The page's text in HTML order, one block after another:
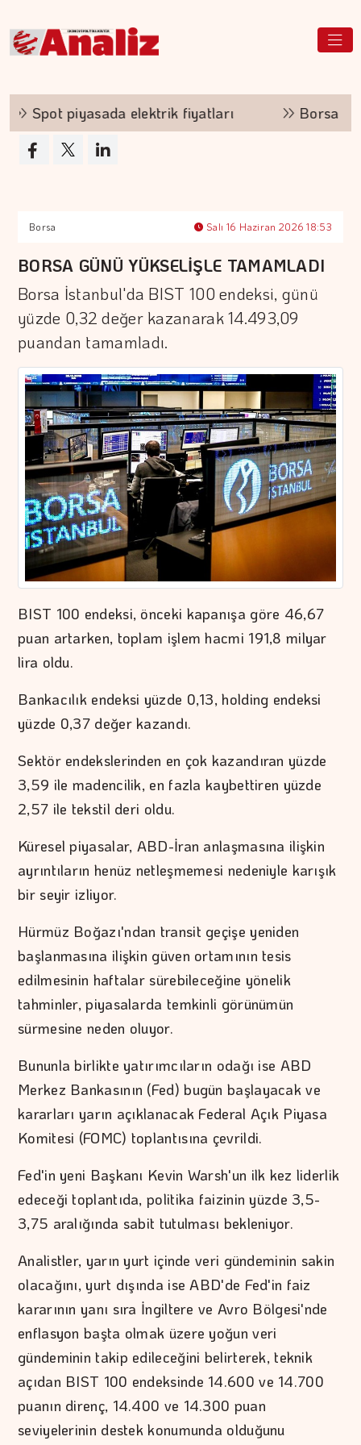
Spot piyasada elektrik fiyatları Borsa
Borsa Salı 16 Haziran 2026 18:53
BORSA GÜNÜ YÜKSELİŞLE TAMAMLADI
Borsa İstanbul'da BIST 100 endeksi, günü
yüzde 0,32 değer kazanarak 14.493,09
puandan tamamladı.
BIST 100 endeksi, önceki kapanışa göre 46,67
puan artarken, toplam işlem hacmi 191,8 milyar
lira oldu.
Bankacılık endeksi yüzde 0,13, holding endeksi
yüzde 0,37 değer kazandı.
Sektör endekslerinden en çok kazandıran yüzde
3,59 ile madencilik, en fazla kaybettiren yüzde
2,57 ile tekstil deri oldu.
Küresel piyasalar, ABD-İran anlaşmasına ilişkin
ayrıntıların henüz netleşmemesi nedeniyle karışık
bir seyir izliyor.
Hürmüz Boğazı'ndan transit geçişe yeniden
başlanmasına ilişkin güven ortamının tesis
edilmesinin haftalar sürebileceğine yönelik
tahminler, piyasalarda temkinli görünümün
sürmesine neden oluyor.
Bununla birlikte yatırımcıların odağı ise ABD
Merkez Bankasının (Fed) bugün başlayacak ve
kararları yarın açıklanacak Federal Açık Piyasa
Komitesi (FOMC) toplantısına çevrildi.
Fed'in yeni Başkanı Kevin Warsh'un ilk kez liderlik
edeceği toplantıda, politika faizinin yüzde 3,5-
3,75 aralığında sabit tutulması bekleniyor.
Analistler, yarın yurt içinde veri gündeminin sakin
olacağını, yurt dışında ise ABD'de Fed'in faiz
kararının yanı sıra İngiltere ve Avro Bölgesi'nde
enflasyon başta olmak üzere yoğun veri
gündeminin takip edileceğini belirterek, teknik
açıdan BIST 100 endeksinde 14.600 ve 14.700
puanın direnç, 14.400 ve 14.300 puan
seviyelerinin destek konumunda olduğunu